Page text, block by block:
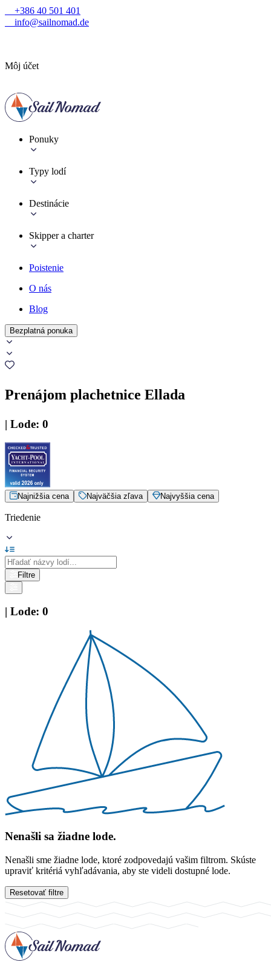
+386 40 501 401
info@sailnomad.de
Môj účet
Ponuky
Typy lodí
Destinácie
Skipper a charter
Poistenie
O nás
Blog
Bezplatná ponuka
Prenájom plachetnice Ellada
| Lode: 0
Najnižšia cena Najväčšia zľava Najvyššia cena
Triedenie
Filtre
| Lode: 0
Nenašli sa žiadne lode.
Nenašli sme žiadne lode, ktoré zodpovedajú vašim filtrom. Skúste
upraviť kritériá vyhľadávania, aby ste videli dostupné lode.
Resetovať filtre